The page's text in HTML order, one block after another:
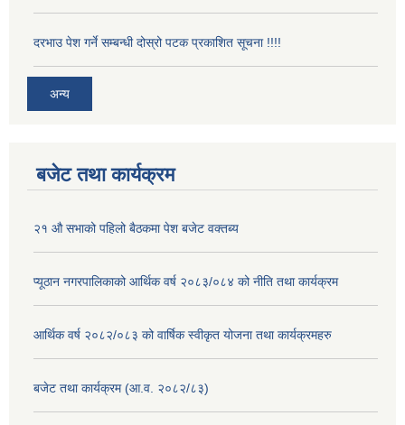
दरभाउ पेश गर्ने सम्बन्धी दोस्रो पटक प्रकाशित सूचना !!!!
अन्य
बजेट तथा कार्यक्रम
२१ औ सभाको पहिलो बैठकमा पेश बजेट वक्तब्य
प्यूठान नगरपालिकाको आर्थिक वर्ष २०८३/०८४ को नीति तथा कार्यक्रम
आर्थिक वर्ष २०८२/०८३ को वार्षिक स्वीकृत योजना तथा कार्यक्रमहरु
बजेट तथा कार्यक्रम (आ.व. २०८२/८३)